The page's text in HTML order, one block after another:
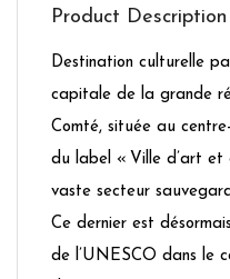
Product Description
Destination culturelle
capitale de la grande
Comté, située au
du label « Ville d’art et
vaste secteur
Ce dernier est
de l’UNESCO dans le